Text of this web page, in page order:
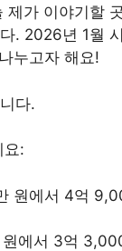
제가 이야기할
. 2026년 1월
누고자 해요!
다.
요:
원에서 4억
에서 3억